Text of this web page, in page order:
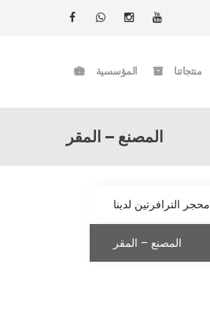
المؤسسية منتجاتنا
المصنع – المقر
محجر الترافرتين لدينا
المصنع – المقر